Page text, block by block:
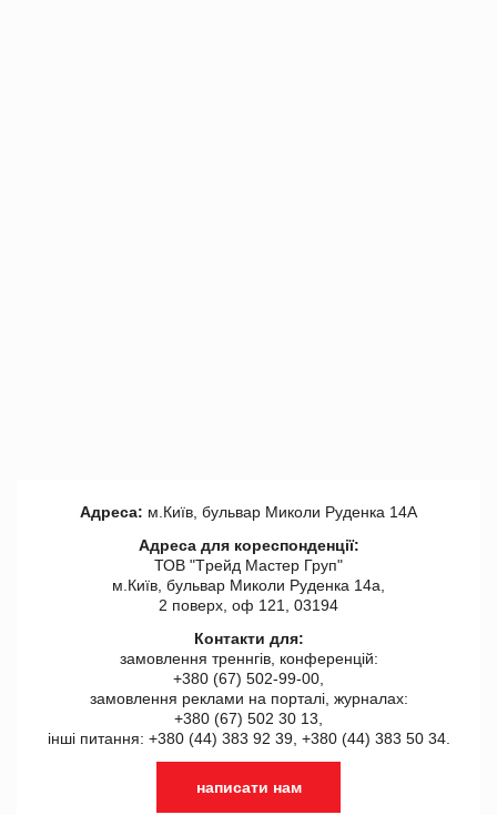
Адреса: м.Київ, бульвар Миколи Руденка 14А
Адреса для кореспонденції:
ТОВ "Tрейд Мастер Груп"
м.Київ, бульвар Миколи Руденка 14а,
2 поверх, оф 121, 03194
Контакти для:
замовлення треннгів, конференцій:
+380 (67) 502-99-00,
замовлення реклами на порталі, журналах:
+380 (67) 502 30 13,
інші питання: +380 (44) 383 92 39, +380 (44) 383 50 34.
написати нам